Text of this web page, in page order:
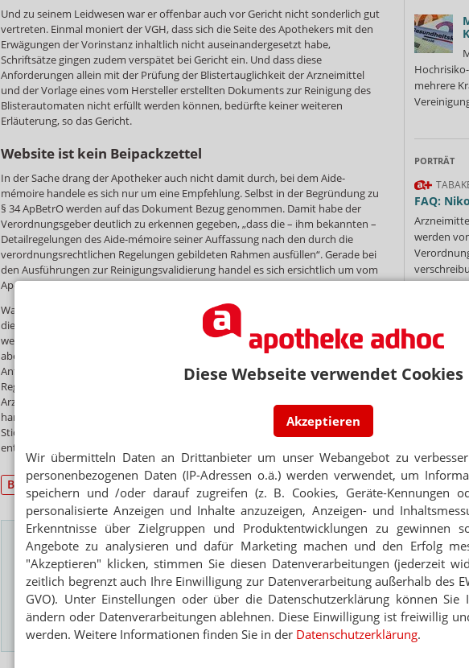
Diese Webseite verwendet Cookies
Akzeptieren
Wir übermitteln Daten an Drittanbieter um unser Webangebot zu
personenbezogenen Daten (IP-Adressen o.ä.) werden verwendet, um
speichern und /oder darauf zugreifen (z. B. Cookies, Geräte-Kennungen
personalisierte Anzeigen und Inhalte anzuzeigen, Anzeigen- und
Erkenntnisse über Zielgruppen und Produktentwicklungen zu gewinnen
Angebote zu analysieren und dafür Marketing machen und den Erfolg
"Akzeptieren" klicken, stimmen Sie diesen Datenverarbeitungen (jederzeit
zeitlich begrenzt auch Ihre Einwilligung zur Datenverarbeitung außerhalb des
GVO). Unter Einstellungen oder über die Datenschutzerklärung können Sie
ändern oder Datenverarbeitungen ablehnen. Diese Einwilligung ist freiwillig
werden. Weitere Informationen finden Sie in der Datenschutzerklärung.
Und zu seinem Leidwesen war er offenbar auch vor Gericht nicht sonderlich gut
vertreten. Einmal moniert der VGH, dass sich die Seite des Apothekers mit den
Erwägungen der Vorinstanz inhaltlich nicht auseinandergesetzt habe,
Schriftsätze gingen zudem verspätet bei Gericht ein. Und dass diese
Anforderungen allein mit der Prüfung der Blistertauglichkeit der Arzneimittel
und der Vorlage eines vom Hersteller erstellten Dokuments zur Reinigung des
Blisterautomaten nicht erfüllt werden können, bedürfte keiner weiteren
Erläuterung, so das Gericht.
Website ist kein Beipackzettel
In der Sache drang der Apotheker auch nicht damit durch, bei dem Aide-
mémoire handele es sich nur um eine Empfehlung. Selbst in der Begründung zu
§ 34 ApBetrO werden auf das Dokument Bezug genommen. Damit habe der
Verordnungsgeber deutlich zu erkennen gegeben, „dass die – ihm bekannten –
Detailregelungen des Aide-mémoire seiner Auffassung nach den durch die
verordnungsrechtlichen Regelungen gebildeten Rahmen ausfüllen“. Gerade bei
den Ausführungen zur Reinigungsvalidierung handel es sich ersichtlich um vom
Apotheker selbst zwingend zu beachtende Vorgaben
Was die Packungsbeilagen der verblisterten Arzneimittel betrifft, so müssen
diese bei der erstmaligen Verordnung des Arzneimittels im Original beigelegt
werden sowie jedes Mal nach einer Änderung des Inhalts. Der Apotheker hatte
aber nur auf die Website „beipackzettel.de“ verwiesen. Damit seien die
Anforderungen der ApBetrO nicht erfüllt, stimmte das Gericht dem
Regierungspräsidium zu. Denn die dort vorgehaltene Datenbank würden zwar
Arzneimittelinformationen transparent und laienverständlich dargestellt, es
handele sich aber eben nicht um die Packungsbeilage im Sinne des AMG.
Stichprobenartige Überprüfungen hätten zudem gezeigt, dass Informationen
entweder überhaupt nicht, unvollständig oder falsch wiedergegeben würden.
Blister
NEWSLETTER
Das Wichtigste des Tages direkt in Ihr Postfach. Kostenlos!
E-MAIL ADRESSE
Jetzt
abonnieren
Hinweis zum Newsletter & Datenschutz
mehrere
PORTRÄT
FAQ:
werden
Mehr»